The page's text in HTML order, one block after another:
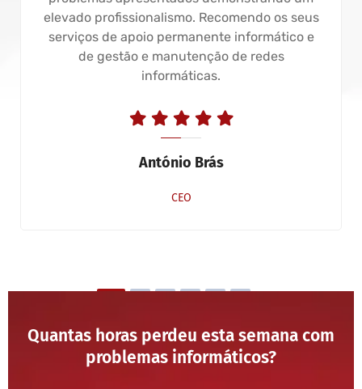
elevado profissionalismo. Recomendo os seus
serviços de apoio permanente informático e
de gestão e manutenção de redes
informáticas.
António Brás
CEO
Quantas horas perdeu esta semana com
problemas informáticos?